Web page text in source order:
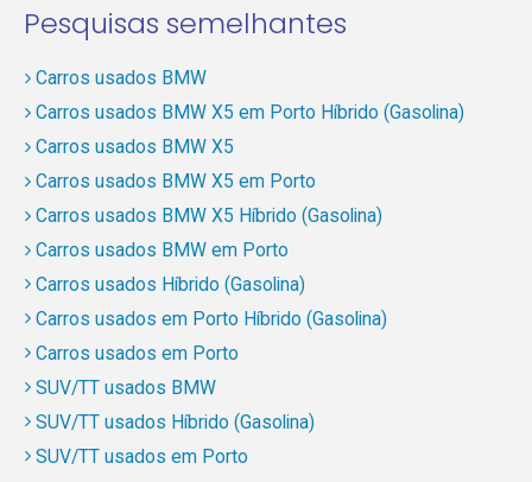
Pesquisas semelhantes
Carros usados BMW
Carros usados BMW X5 em Porto Híbrido (Gasolina)
Carros usados BMW X5
Carros usados BMW X5 em Porto
Carros usados BMW X5 Híbrido (Gasolina)
Carros usados BMW em Porto
Carros usados Híbrido (Gasolina)
Carros usados em Porto Híbrido (Gasolina)
Carros usados em Porto
SUV/TT usados BMW
SUV/TT usados Híbrido (Gasolina)
SUV/TT usados em Porto